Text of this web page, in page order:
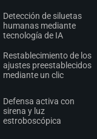
Detección de siluetas
humanas mediante
tecnología de IA
Restablecimiento de los
ajustes preestablecidos
mediante un clic
Defensa activa con
sirena y luz
estroboscópica